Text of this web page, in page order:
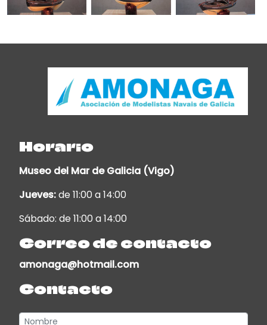
Horario
Museo del Mar de Galicia (Vigo)
Jueves:de 11:00 a 14:00
Sábado: de 11:00 a 14:00
Correo de contacto
amonaga@hotmail.com
Contacto